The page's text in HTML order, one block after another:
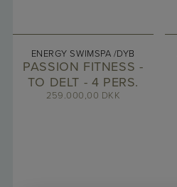
ENERGY SWIMSPA /DYB
PASSION FITNESS -
TO DELT - 4 PERS.
259.000,00 DKK